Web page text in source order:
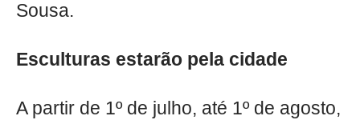
Sousa.
Esculturas estarão pela cidade
A partir de 1º de julho, até 1º de agosto,